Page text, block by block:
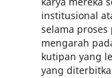
institusional
selama
mengarah
kutipan yang
yang